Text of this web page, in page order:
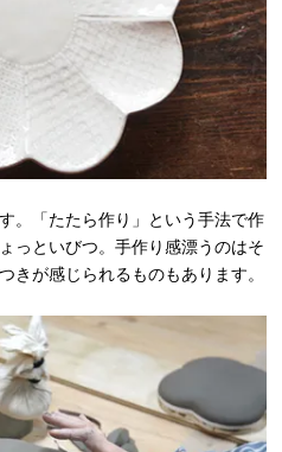
。「たたら作り」という手法で作
っといびつ。手作り感漂うのはそ
きが感じられるものもあります。